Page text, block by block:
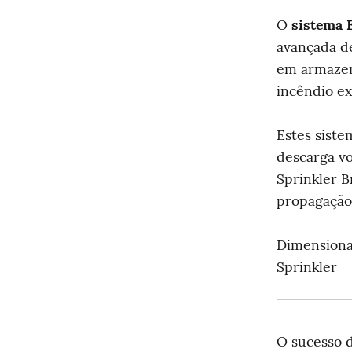
O sistema
avançada
em
incêndio
Estes
descarga
Sprinkler
Sprinkler
O sucesso